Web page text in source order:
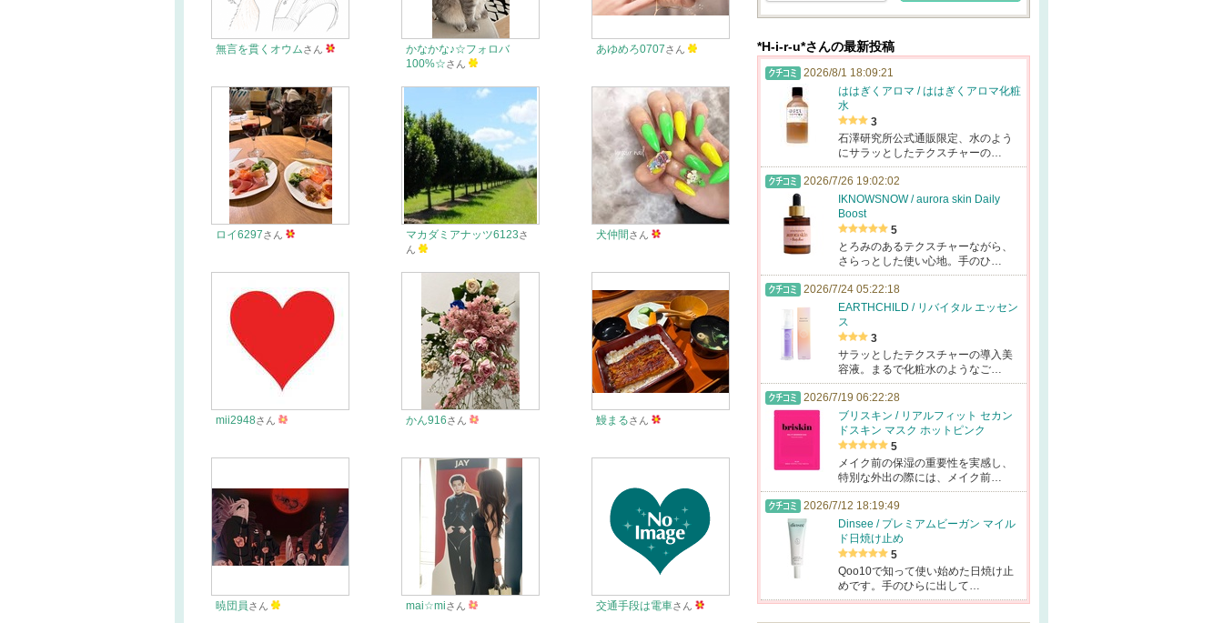
無言を貫くオウムさん
かなかな♪☆フォロバ
100%☆さん
あゆめろ0707さん
ロイ6297さん マカダミアナッツ6123さ
ん
犬仲間 さん
mii2948さん かん916さん 鰻まるさん
暁団員さん mai☆miさん 交通手段は電車さん
*H-i-r-u*さんの最新投稿
2026/8/1 18:09:21
ははぎくアロマ / ははぎくアロマ化粧
水
3
石澤研究所公式通販限定、水のよう
にサラッとしたテクスチャーの…
2026/7/26 19:02:02
IKNOWSNOW / aurora skin Daily
Boost
5
とろみのあるテクスチャーながら、
さらっとした使い心地。手のひ…
2026/7/24 05:22:18
EARTHCHILD / リバイタル エッセン
ス
3
サラッとしたテクスチャーの導入美
容液。まるで化粧水のようなご…
2026/7/19 06:22:28
ブリスキン / リアルフィット セカン
ドスキン マスク ホットピンク
5
メイク前の保湿の重要性を実感し、
特別な外出の際には、メイク前…
2026/7/12 18:19:49
Dinsee / プレミアムビーガン マイル
ド日焼け止め
5
Qoo10で知って使い始めた日焼け止
めです。手のひらに出して…